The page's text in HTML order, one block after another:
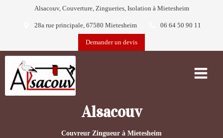
Alsacouv, Couverture, Zingueries, Isolation à Mietesheim
28a rue principale, 67580 Mietesheim 06 64 50 90 11
Demander un devis
Alsacouv
Couvreur Zingueur à Mietesheim